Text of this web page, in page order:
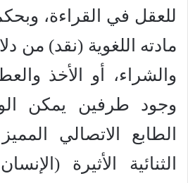
للعقل في القراءة،
مادته اللغوية (نقد) من
والشراء، أو الأخذ
وجود طرفين يمكن
الطابع الاتصالي
الثنائية الأثيرة